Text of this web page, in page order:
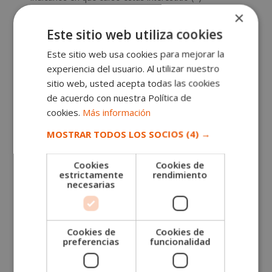
Mensaje
ESNECA FIC GROUP, S.L. , CIF: B25776428, Domicilio: C/ Comtessa Elvira
13 - Altillo, 25008 Lleida.
Finalidad del Tratamiento: Tratamos la información que nos facilita con el
fin de enviarle correos electrónicos de tipo comercial relacionado con los
Derechos: Puede ejercitar sus derechos identificándose suficientemente,
dirigiéndose a la dirección info@grupoesneca.com.
Para más información consulte nuestra Política de Privacidad.
Desea recibir información comercial (vía telefónica y/o email):
NO
×
Este sitio web utiliza cookies
Este sitio web usa cookies para mejorar la
experiencia del usuario. Al utilizar nuestro
sitio web, usted acepta todas las cookies
de acuerdo con nuestra Política de
cookies. Más información
MOSTRAR TODOS LOS SOCIOS (4) →
Cookies
estrictamente
necesarias
Cookies de
rendimiento
Cookies de
preferencias
Cookies de
funcionalidad